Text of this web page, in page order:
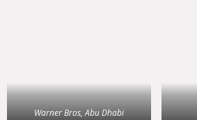
Warner Bros, Abu Dhabi